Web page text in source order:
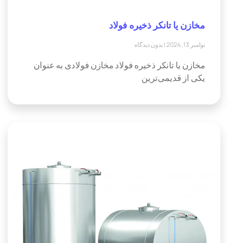
مخازن یا تانکر ذخیره فولاد
نوامبر 13, 2024 بدون دیدگاه
مخازن یا تانکر ذخیره فولاد مخازن فولادی به عنوان
یکی از قدیمی‌ترین